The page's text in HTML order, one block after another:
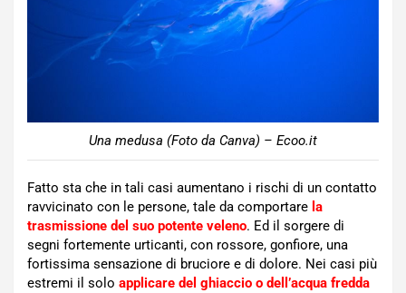
Una medusa (Foto da Canva) – Ecoo.it
Fatto sta che in tali casi aumentano i rischi di un contatto
ravvicinato con le persone, tale da comportare la
trasmissione del suo potente veleno. Ed il sorgere di
segni fortemente urticanti, con rossore, gonfiore, una
fortissima sensazione di bruciore e di dolore. Nei casi più
estremi il solo applicare del ghiaccio o dell’acqua fredda